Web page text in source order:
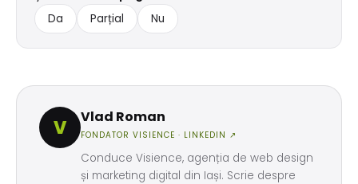
Da Parțial Nu
V Vlad Roman
FONDATOR VISIENCE · LINKEDIN ↗
Conduce Visience, agenția de web design
și marketing digital din Iași. Scrie despre